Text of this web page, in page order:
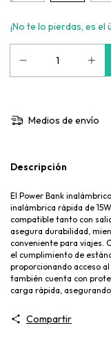
¡No te lo pierdas, es el
Medios de envío
Descripción
El Power Bank
inalámbrica rápida de
compatible tanto con
asegura durabilidad,
conveniente para viajes.
el cumplimiento de
proporcionando acceso
también cuenta con
carga rápida,
Compartir